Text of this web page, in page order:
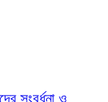
সংবর্ধনা ও